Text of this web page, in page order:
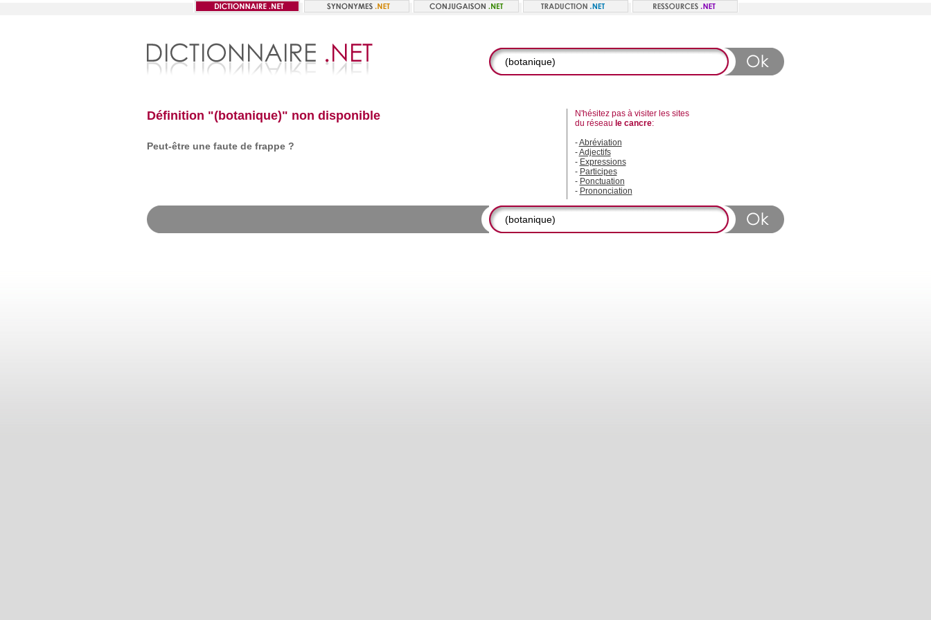
Définition "(botanique)" non disponible
Peut-être une faute de frappe ?
N'hésitez pas à visiter les sites
du réseau le cancre:
-Abréviation
-Adjectifs
- Expressions
- Participes
- Ponctuation
- Prononciation